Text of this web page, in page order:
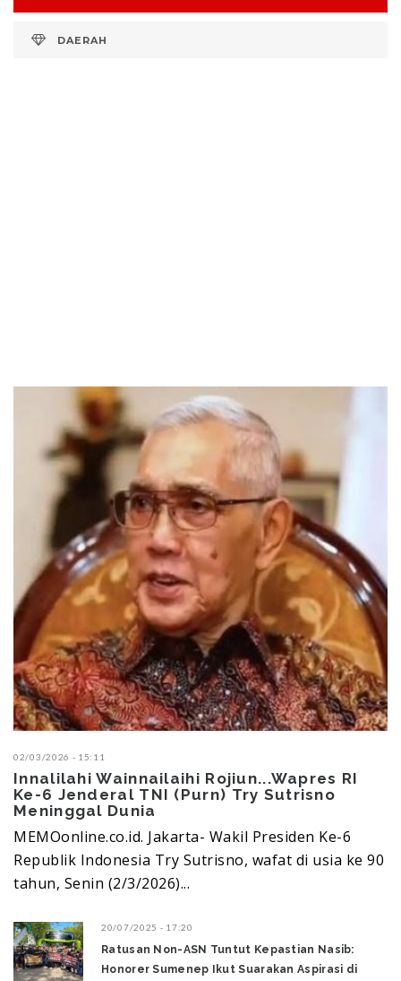
DAERAH
02/03/2026 - 15:11
Innalilahi Wainnailaihi Rojiun...Wapres RI
Ke-6 Jenderal TNI (Purn) Try Sutrisno
Meninggal Dunia ‎
MEMOonline.co.id. Jakarta- Wakil Presiden Ke-6
Republik Indonesia Try Sutrisno, wafat di usia ke 90
tahun, Senin (2/3/2026)...
20/07/2025 - 17:20
Ratusan Non-ASN Tuntut Kepastian Nasib:
Honorer Sumenep Ikut Suarakan Aspirasi di